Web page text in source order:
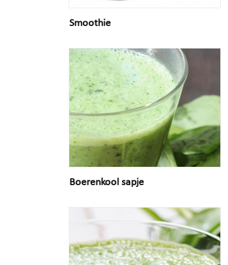
Smoothie
Boerenkool sapje